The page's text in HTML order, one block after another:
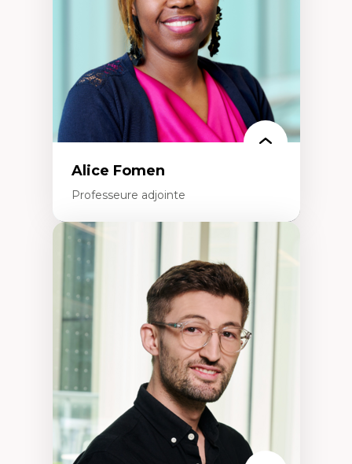
les auditoires médiatiques
Épistémologie des techniques de recherche
numérique et l’IA
Théorie des droits de la personne
La pensée politique d’Hannah Arendt
La pensée politique à l’ère numérique
Justice internationale et normes
internationales
Alice Fomen
Professeure adjointe
Expertises
Acceptabilité, acceptation et adoption des
technologies
Technologies d'apprentissage innovantes
Insertion professionnelle du nouveau
personnel enseignant
Construction identitaire en milieu
minoritaire francophone
Technologies éducatives pour la formation
continue